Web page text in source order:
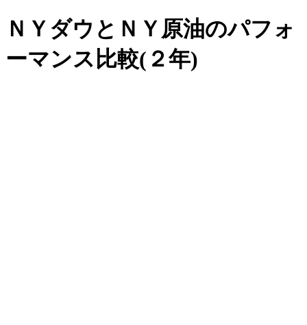
ＮＹダウとＮＹ原油のパフォ
ーマンス比較(２年)